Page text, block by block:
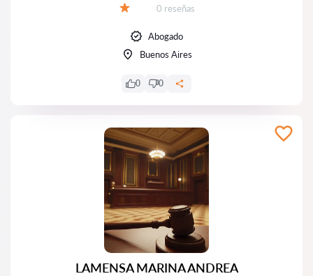
Número de reseñas:
0 reseñas
Abogado
Buenos Aires
0 0
LAMENSA MARINA ANDREA